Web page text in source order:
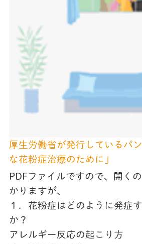
厚生労働省が発行しているパ
な花粉症治療のために」
PDFファイルですので、開く
かりますが、
１．花粉症はどのように発症
か？
アレルギー反応の起こり方